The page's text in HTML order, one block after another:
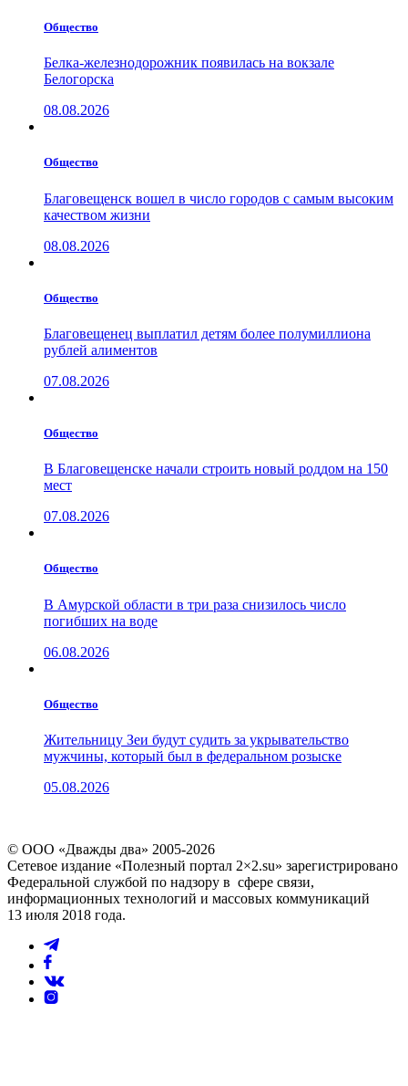
Общество
Белка-железнодорожник появилась на вокзале
Белогорска
08.08.2026
Общество
Благовещенск вошел в число городов с самым высоким
качеством жизни
08.08.2026
Общество
Благовещенец выплатил детям более полумиллиона
рублей алиментов
07.08.2026
Общество
В Благовещенске начали строить новый роддом на 150
мест
07.08.2026
Общество
В Амурской области в три раза снизилось число
погибших на воде
06.08.2026
Общество
Жительницу Зеи будут судить за укрывательство
мужчины, который был в федеральном розыске
05.08.2026
© ООО «Дважды два» 2005-2026
Сетевое издание «Полезный портал 2×2.su» зарегистрировано
Федеральной службой по надзору в сфере связи,
информационных технологий и массовых коммуникаций
13 июля 2018 года.